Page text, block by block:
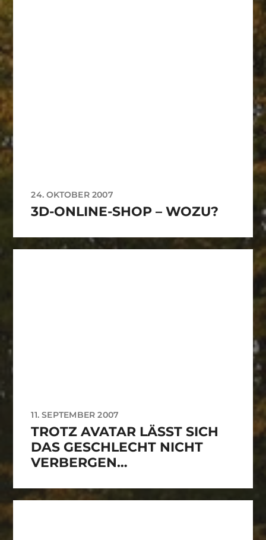
24. OKTOBER 2007
3D-ONLINE-SHOP – WOZU?
11. SEPTEMBER 2007
TROTZ AVATAR LÄSST SICH D
AS GESCHLECHT NICHT V
ERBERGEN…